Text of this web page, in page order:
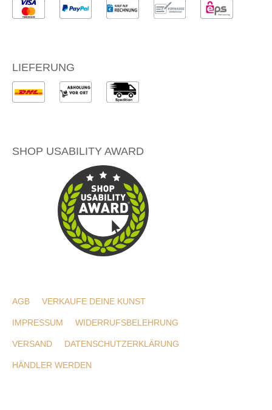
LIEFERUNG
SHOP USABILITY AWARD
AGB VERKAUFE DEINE KUNST
IMPRESSUM WIDERRUFSBELEHRUNG
VERSAND DATENSCHUTZERKLÄRUNG
HÄNDLER WERDEN